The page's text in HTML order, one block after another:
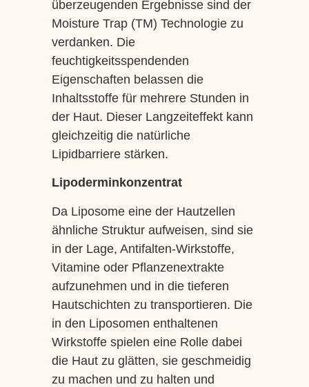
überzeugenden Ergebnisse sind der
Moisture Trap (TM) Technologie zu
verdanken. Die
feuchtigkeitsspendenden
Eigenschaften belassen die
Inhaltsstoffe für mehrere Stunden in
der Haut. Dieser Langzeiteffekt kann
gleichzeitig die natürliche
Lipidbarriere stärken.
Lipoderminkonzentrat
Da Liposome eine der Hautzellen
ähnliche Struktur aufweisen, sind sie
in der Lage, Antifalten-Wirkstoffe,
Vitamine oder Pflanzenextrakte
aufzunehmen und in die tieferen
Hautschichten zu transportieren. Die
in den Liposomen enthaltenen
Wirkstoffe spielen eine Rolle dabei
die Haut zu glätten, sie geschmeidig
zu machen und zu halten und